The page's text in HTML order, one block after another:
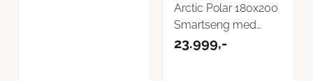
Arctic Polar 180x200
Smartseng med
oppbevaring
23.999,-